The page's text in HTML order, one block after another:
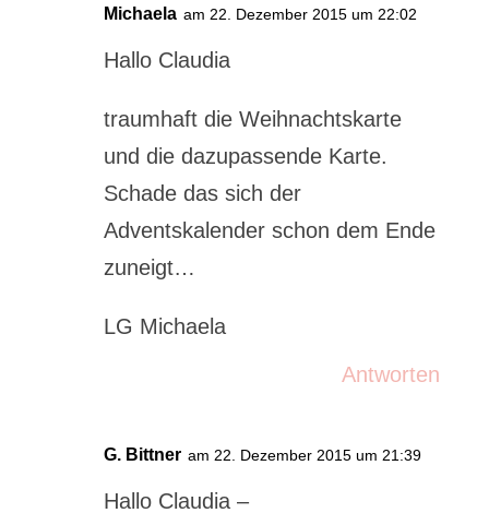
Michaela am 22. Dezember 2015 um 22:02
Hallo Claudia
traumhaft die Weihnachtskarte
und die dazupassende Karte.
Schade das sich der
Adventskalender schon dem Ende
zuneigt…
LG Michaela
Antworten
G. Bittner am 22. Dezember 2015 um 21:39
Hallo Claudia –